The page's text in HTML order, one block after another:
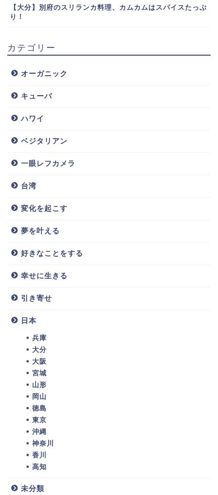
【大分】別府のスリランカ料理、カムカムはスパイスたっぷ
り！
カテゴリー
オーガニック
キューバ
ハワイ
ベジタリアン
一眼レフカメラ
台湾
変化を起こす
夢を叶える
好きなことをする
幸せに生きる
引き寄せ
日本
兵庫
大分
大阪
宮城
山形
岡山
徳島
東京
沖縄
神奈川
香川
高知
未分類